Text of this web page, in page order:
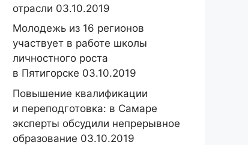
отрасли 03.10.2019
Молодежь из 16 регионов
участвует в работе школы
личностного роста
в Пятигорске 03.10.2019
Повышение квалификации
и переподготовка: в Самаре
эксперты обсудили непрерывное
образование 03.10.2019